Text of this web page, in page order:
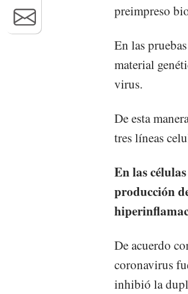
preimpreso
En las
material
virus.
De esta
tres líneas
En las
producción
De acuerdo
coronavirus
inhibió la